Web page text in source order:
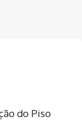
do Piso